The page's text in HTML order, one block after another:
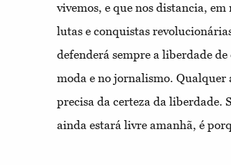
vivemos, e que nos distancia, em
lutas e conquistas
defenderá sempre a liberdade
moda e no jornalismo. Qualquer
precisa da certeza da liberdade.
ainda estará livre amanhã, é